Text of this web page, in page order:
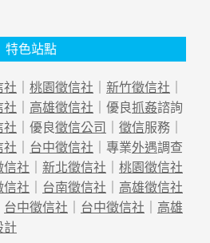
特色站點
社 桃園徵信社 新竹徵信社
社 高雄徵信社 ｜優良抓姦諮詢
社 ｜優良徵信公司 徵信服務｜
社 台中徵信社 ｜專業外遇調查
信社 新北徵信社
桃園徵信社
信社 台南徵信社
高雄徵信社
台中徵信社 台中徵信社
高雄
計